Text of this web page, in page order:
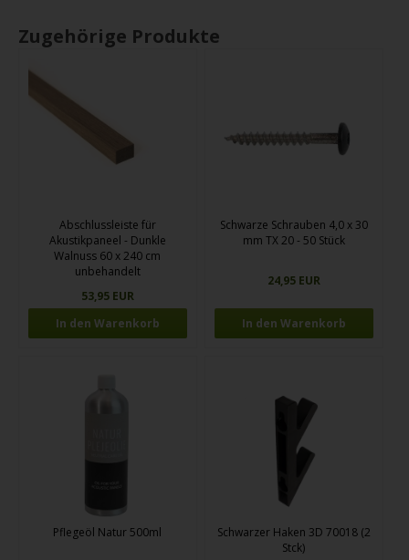
Zugehörige Produkte
Abschlussleiste für
Akustikpaneel - Dunkle
Walnuss 60 x 240 cm
unbehandelt
53,95 EUR
Schwarze Schrauben 4,0 x 30
mm TX 20 - 50 Stück
24,95 EUR
Pflegeöl Natur 500ml
Schwarzer Haken 3D 70018 (2
Stck)